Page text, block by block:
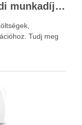
Fizetési meghagyás ügyvédi munkadíja: teljes költségvetési útmutató
Tudj meg